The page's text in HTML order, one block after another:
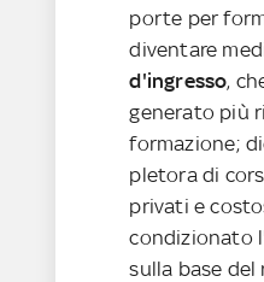
porte per
diventare
d'ingresso,
generato più
formazione;
pletora di
privati e
condizionato
sulla base